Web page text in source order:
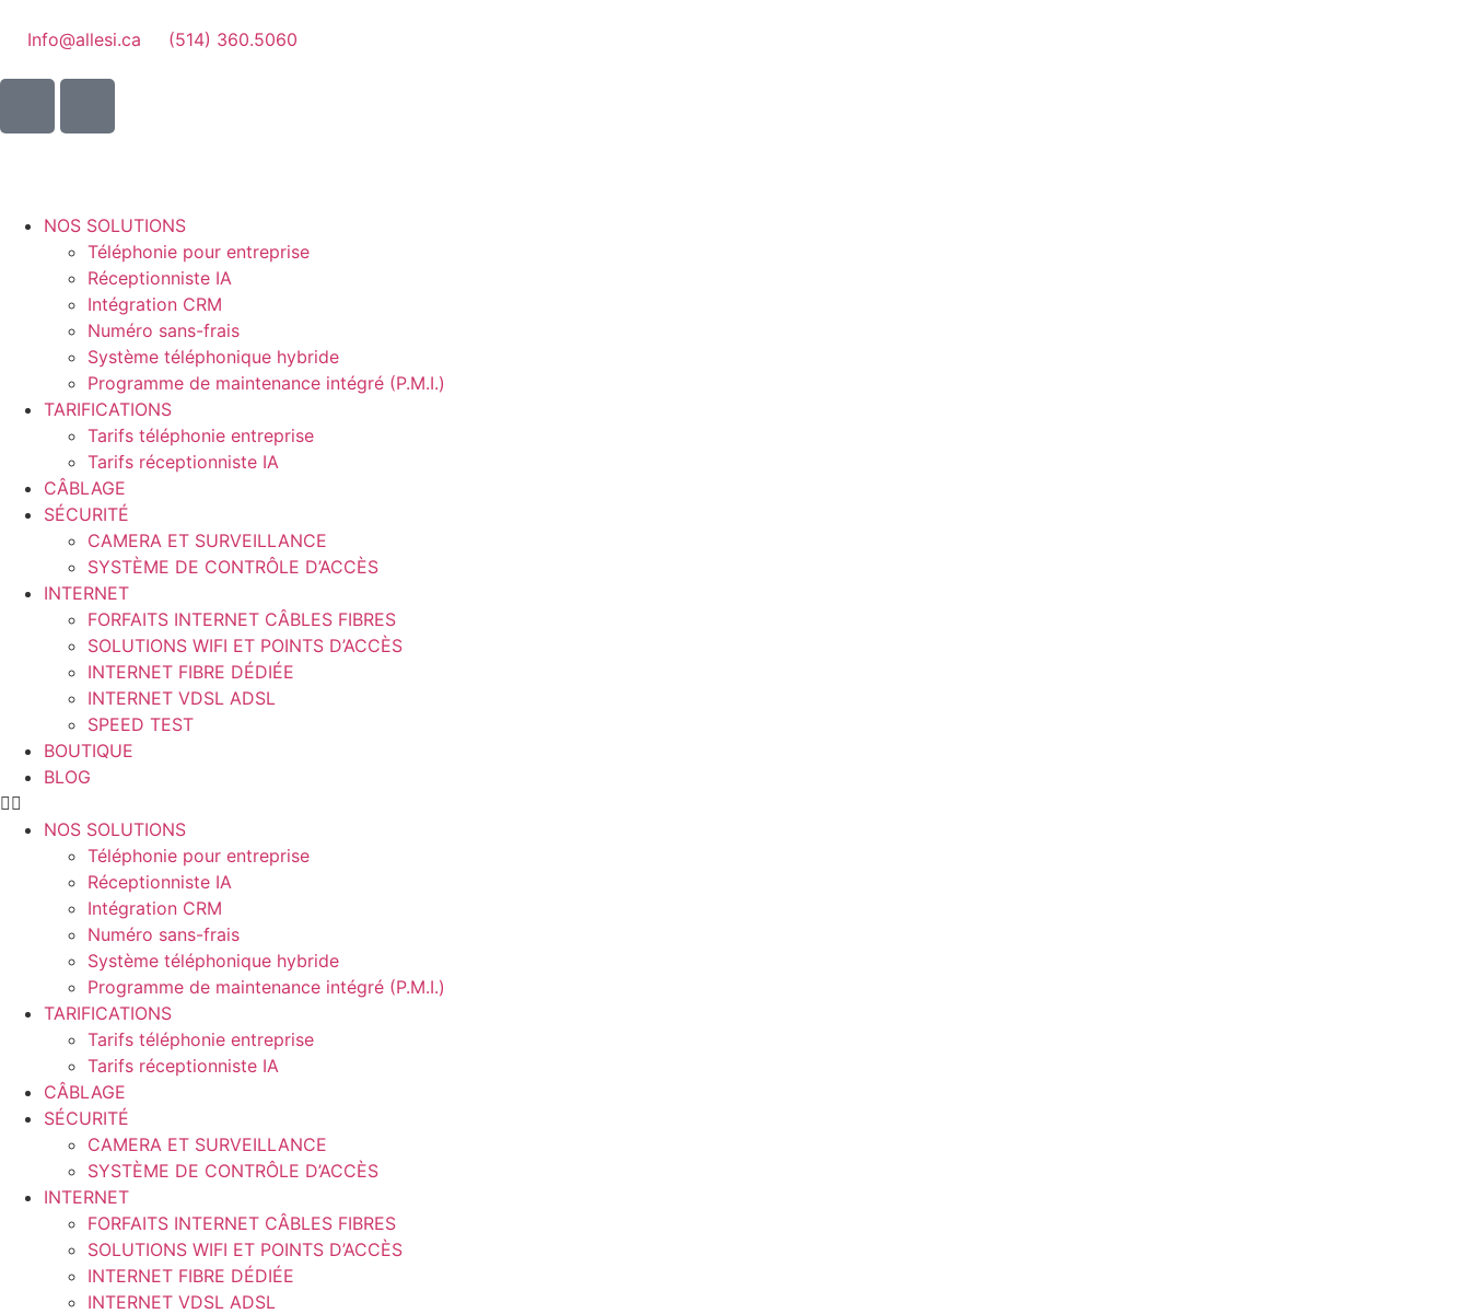
Info@allesi.ca (514) 360.5060
NOS SOLUTIONS
Téléphonie pour entreprise
Réceptionniste IA
Intégration CRM
Numéro sans-frais
Système téléphonique hybride
Programme de maintenance intégré (P.M.I.)
TARIFICATIONS
Tarifs téléphonie entreprise
Tarifs réceptionniste IA
CÂBLAGE
SÉCURITÉ
CAMERA ET SURVEILLANCE
SYSTÈME DE CONTRÔLE D’ACCÈS
INTERNET
FORFAITS INTERNET CÂBLES FIBRES
SOLUTIONS WIFI ET POINTS D’ACCÈS
INTERNET FIBRE DÉDIÉE
INTERNET VDSL ADSL
SPEED TEST
BOUTIQUE
BLOG
NOS SOLUTIONS
Téléphonie pour entreprise
Réceptionniste IA
Intégration CRM
Numéro sans-frais
Système téléphonique hybride
Programme de maintenance intégré (P.M.I.)
TARIFICATIONS
Tarifs téléphonie entreprise
Tarifs réceptionniste IA
CÂBLAGE
SÉCURITÉ
CAMERA ET SURVEILLANCE
SYSTÈME DE CONTRÔLE D’ACCÈS
INTERNET
FORFAITS INTERNET CÂBLES FIBRES
SOLUTIONS WIFI ET POINTS D’ACCÈS
INTERNET FIBRE DÉDIÉE
INTERNET VDSL ADSL